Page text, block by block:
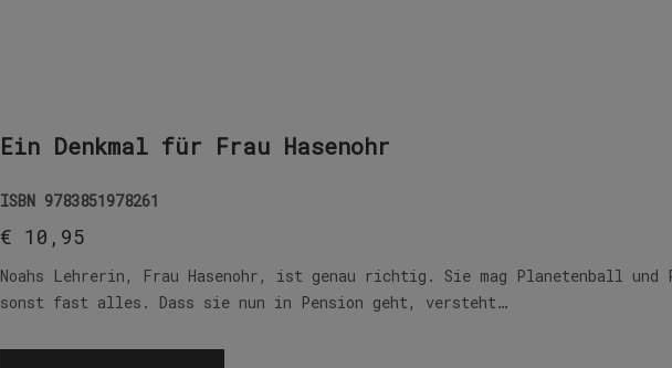
Ein Denkmal für Frau Hasenohr
ISBN 9783851978261
€ 10,95
Noahs Lehrerin, Frau Hasenohr, ist genau richtig. Sie mag Planetenball und
sonst fast alles. Dass sie nun in Pension geht, versteht…